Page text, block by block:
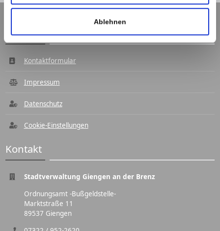
Ablehnen
Navigation
Kontaktformular
Impressum
Datenschutz
Cookie-Einstellungen
Kontakt
Stadtverwaltung Giengen an der Brenz
Ordnungsamt -Bußgeldstelle-
Marktstraße 11
89537 Giengen